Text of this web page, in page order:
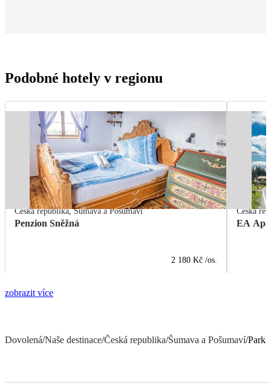
Podobné hotely v regionu
Česká republika,Šumava a Pošumaví
Penzion Sněžná
2 180 Kč /os.
Česká
EA
zobrazit více
Dovolená/Naše destinace/Česká republika/Šumava a Pošumaví/